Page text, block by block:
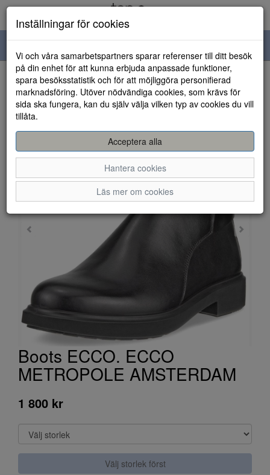
navigation
HEM
Boots ECCO. ECCO
METROPOLE AMSTERDAM
1 800 kr
Välj storlek först
Inställningar för cookies
Vi och våra samarbetspartners sparar referenser till ditt besök
på din enhet för att kunna erbjuda anpassade funktioner,
spara besöksstatistik och för att möjliggöra personifierad
marknadsföring. Utöver nödvändiga cookies, som krävs för
sida ska fungera, kan du själv välja vilken typ av cookies du vill
tillåta.
Acceptera alla
Hantera cookies
Läs mer om cookies